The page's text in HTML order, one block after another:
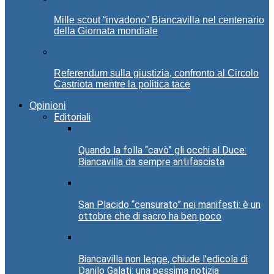
Mille scout “invadono” Biancavilla nel centenario
della Giornata mondiale
Referendum sulla giustizia, confronto al Circolo
Castriota mentre la politica tace
Opinioni
Editoriali
Quando la folla “cavò” gli occhi al Duce:
Biancavilla da sempre antifascista
San Placido “censurato” nei manifesti: è un
ottobre che di sacro ha ben poco
Biancavilla non legge, chiude l’edicola di
Danilo Galati: una pessima notizia